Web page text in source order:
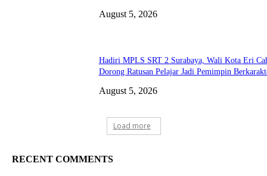
August 5, 2026
Hadiri MPLS SRT 2 Surabaya, Wali Kota Eri
Dorong Ratusan Pelajar Jadi Pemimpin
August 5, 2026
Load more
RECENT COMMENTS